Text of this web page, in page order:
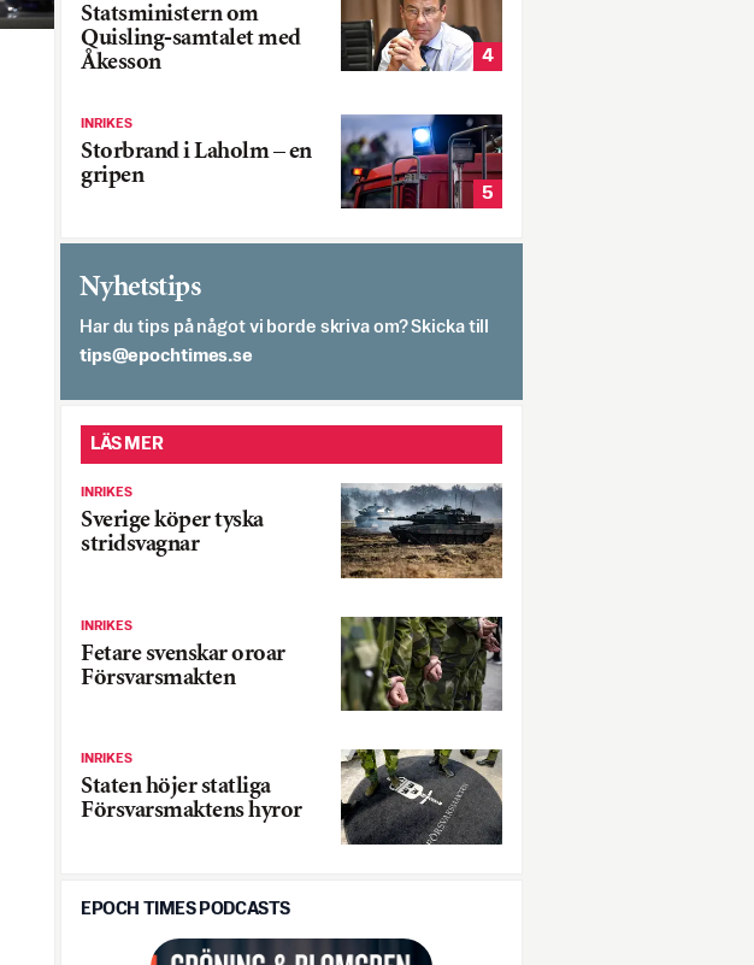
Statsministern om
Quisling-samtalet med
Åkesson
4
INRIKES
Storbrand i Laholm – en
gripen
5
Nyhetstips
Har du tips på något vi borde skriva om? Skicka till
es.semithcope@spit
LÄS MER
INRIKES
Sverige köper tyska
stridsvagnar
INRIKES
Fetare svenskar oroar
Försvarsmakten
INRIKES
Staten höjer statliga
Försvarsmaktens hyror
EPOCH TIMES PODCASTS